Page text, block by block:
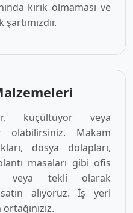
kırık olmaması ve
küçültüyor veya
olabilirsiniz. Makam
dosya dolapları,
masaları gibi ofis
veya tekli olarak
alıyoruz. İş yeri